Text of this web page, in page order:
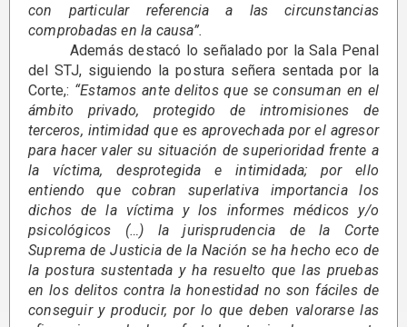
con particular referencia a las circunstancias
comprobadas en la causa”.
Además destacó lo señalado por la Sala Penal
del STJ, siguiendo la postura señera sentada por la
Corte,: “Estamos ante delitos que se consuman en el
ámbito privado, protegido de intromisiones de
terceros, intimidad que es aprovechada por el agresor
para hacer valer su situación de superioridad frente a
la víctima, desprotegida e intimidada; por ello
entiendo que cobran superlativa importancia los
dichos de la víctima y los informes médicos y/o
psicológicos (…) la jurisprudencia de la Corte
Suprema de Justicia de la Nación se ha hecho eco de
la postura sustentada y ha resuelto que las pruebas
en los delitos contra la honestidad no son fáciles de
conseguir y producir, por lo que deben valorarse las